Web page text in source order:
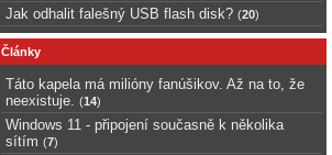
Jak odhalit falešný USB flash disk? (20)
Články
Táto kapela má milióny fanúšikov. Až na to, že
neexistuje.
(14)
Windows 11 - připojení současně k několika
sítím (7)